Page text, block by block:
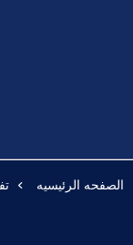
الصفحه الرئيسيه